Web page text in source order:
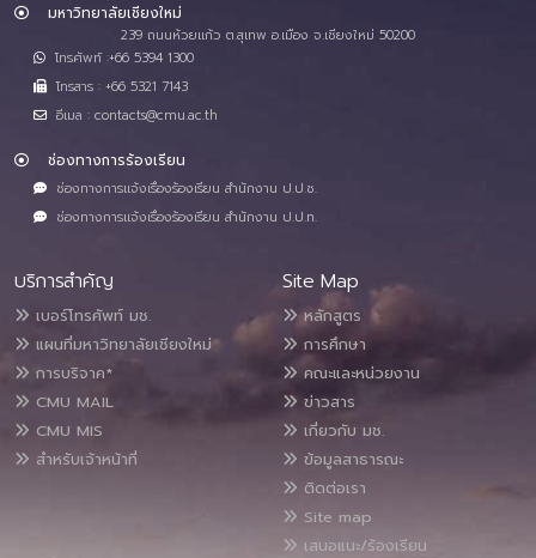
มหาวิทยาลัยเชียงใหม่
239 ถนนห้วยแก้ว ต.สุเทพ อ.เมือง จ.เชียงใหม่ 50200
โทรศัพท์ :+66 5394 1300
โทรสาร : +66 5321 7143
อีเมล : contacts@cmu.ac.th
ช่องทางการร้องเรียน
ช่องทางการแจ้งเรื่องร้องเรียน สำนักงาน ป.ป.ช.
ช่องทางการแจ้งเรื่องร้องเรียน สำนักงาน ป.ป.ท.
บริการสำคัญ
เบอร์โทรศัพท์ มช.
แผนที่มหาวิทยาลัยเชียงใหม่
การบริจาค*
CMU MAIL
CMU MIS
สำหรับเจ้าหน้าที่
Site Map
หลักสูตร
การศึกษา
คณะและหน่วยงาน
ข่าวสาร
เกี่ยวกับ มช.
ข้อมูลสาธารณะ
ติดต่อเรา
Site map
เสนอแนะ/ร้องเรียน